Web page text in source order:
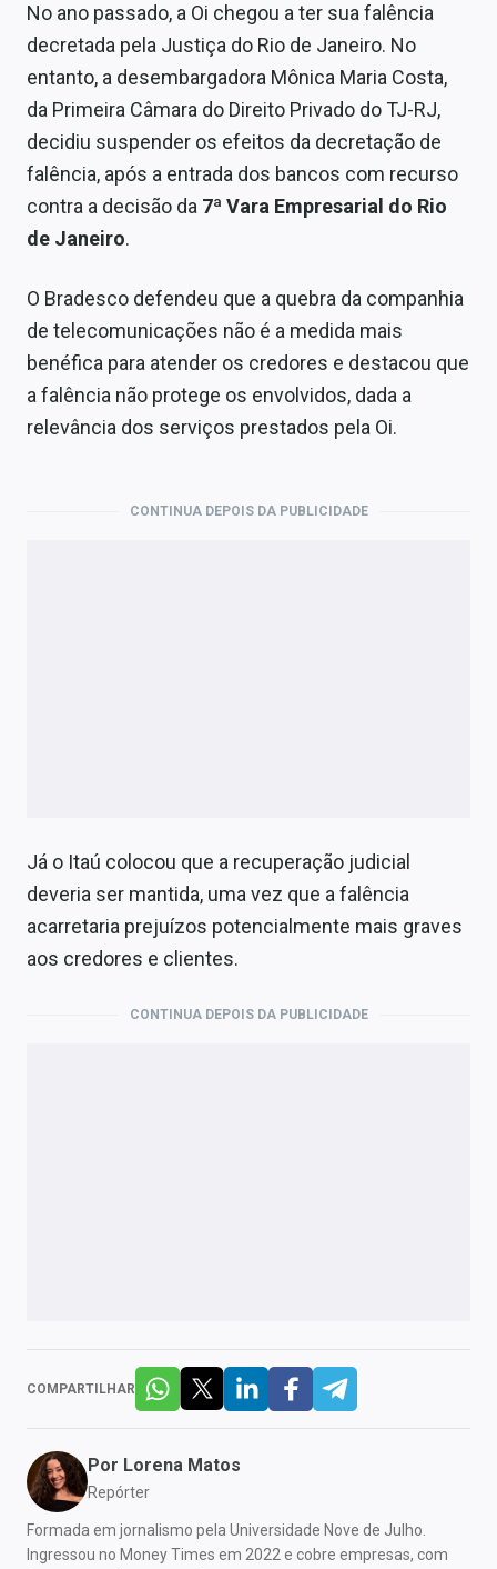
No ano passado, a Oi chegou a ter sua falência
decretada pela Justiça do Rio de Janeiro. No
entanto, a desembargadora Mônica Maria Costa,
da Primeira Câmara do Direito Privado do TJ-RJ,
decidiu suspender os efeitos da decretação de
falência, após a entrada dos bancos com recurso
contra a decisão da 7ª Vara Empresarial do Rio
de Janeiro.
O Bradesco defendeu que a quebra da companhia
de telecomunicações não é a medida mais
benéfica para atender os credores e destacou que
a falência não protege os envolvidos, dada a
relevância dos serviços prestados pela Oi.
CONTINUA DEPOIS DA PUBLICIDADE
Já o Itaú colocou que a recuperação judicial
deveria ser mantida, uma vez que a falência
acarretaria prejuízos potencialmente mais graves
aos credores e clientes.
CONTINUA DEPOIS DA PUBLICIDADE
COMPARTILHAR
Por Lorena Matos
Repórter
Formada em jornalismo pela Universidade Nove de Julho.
Ingressou no Money Times em 2022 e cobre empresas, com